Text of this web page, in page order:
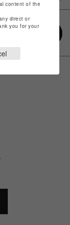
content of the
direct or
you for your